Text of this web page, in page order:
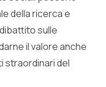
della ricerca e
sulle
il valore anche
straordinari del